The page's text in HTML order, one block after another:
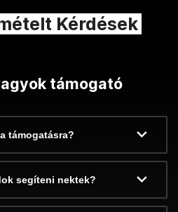
Kérdések
támogató
támogatásra?
segíteni nektek?